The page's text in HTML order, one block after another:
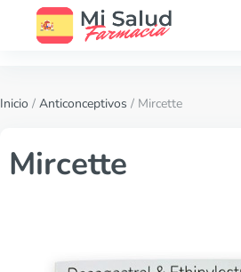
Inicio / Anticonceptivos / Mircette
Mircette